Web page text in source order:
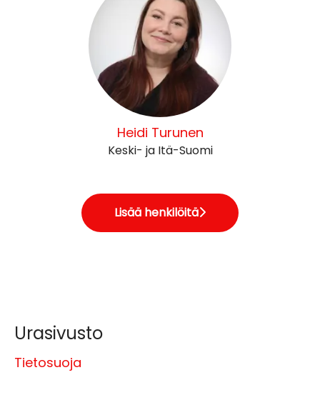
Heidi Turunen
Keski- ja Itä-Suomi
Lisää henkilöitä
Urasivusto
Tietosuoja